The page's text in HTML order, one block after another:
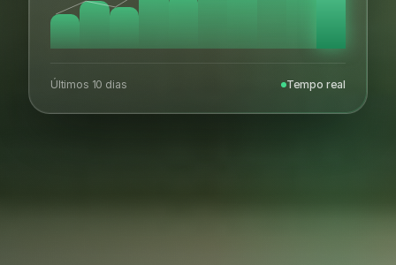
Últimos 10 dias Tempo real